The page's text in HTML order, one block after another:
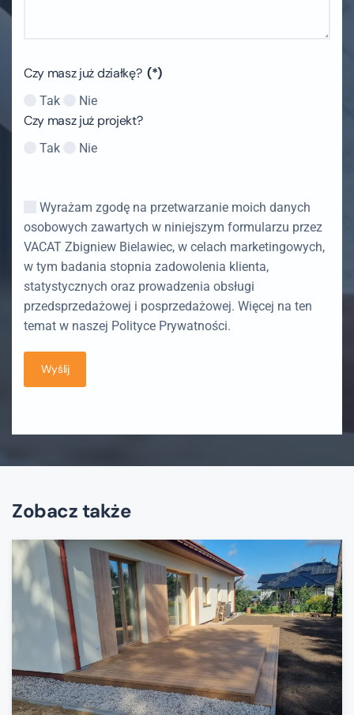
Czy masz już działkę? (*)
Tak Nie
Czy masz już projekt?
Tak Nie
Wyrażam zgodę na przetwarzanie moich danych
osobowych zawartych w niniejszym formularzu przez
VACAT Zbigniew Bielawiec, w celach marketingowych,
w tym badania stopnia zadowolenia klienta,
statystycznych oraz prowadzenia obsługi
przedsprzedażowej i posprzedażowej. Więcej na ten
temat w naszej Polityce Prywatności.
Wyślij
Zobacz także